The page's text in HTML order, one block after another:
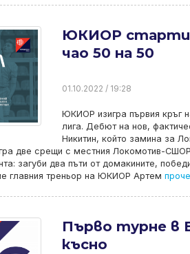
ЮКИОР
чао 50 на 50
01.10.2022 / 19:28
ЮКИОР изигра първия кръг
лига. Дебют на нов,
Никитин, който замина за
две срещи с местния Локомотив-
загуби два пъти от домакините,
главния треньор на ЮКИОР Артем
Първо турне в
късно